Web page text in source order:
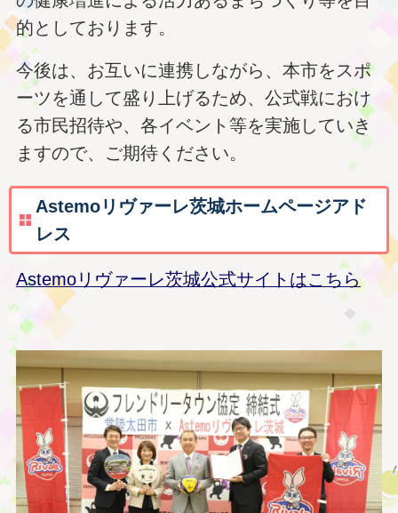
的としております。
今後は、お互いに連携しながら、本市をスポ
ーツを通して盛り上げるため、公式戦におけ
る市民招待や、各イベント等を実施していき
ますので、ご期待ください。
Astemoリヴァーレ茨城ホームページアド
レス
Astemoリヴァーレ茨城公式サイトはこちら